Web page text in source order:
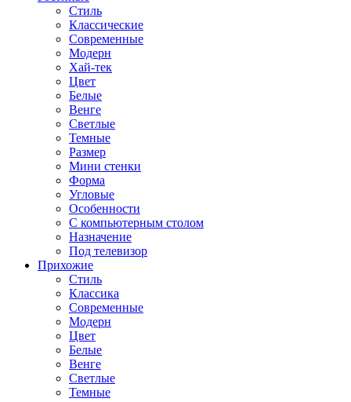
Стиль
Классические
Современные
Модерн
Хай-тек
Цвет
Белые
Венге
Светлые
Темные
Размер
Мини стенки
Форма
Угловые
Особенности
С компьютерным столом
Назначение
Под телевизор
Прихожие
Стиль
Классика
Современные
Модерн
Цвет
Белые
Венге
Светлые
Темные